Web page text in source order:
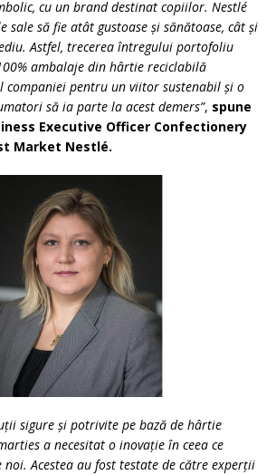
cu un brand destinat copiilor. Nestlé
sale să fie atât gustoase și sănătoase, cât și
Astfel, trecerea întregului portofoliu
ambalaje din hârtie reciclabilă
companiei pentru un viitor sustenabil și o
să ia parte la acest demers”, spune
Executive Officer Confectionery
Market Nestlé.
sigure și potrivite pe bază de hârtie
a necesitat o inovație în ceea ce
Acestea au fost testate de către experții